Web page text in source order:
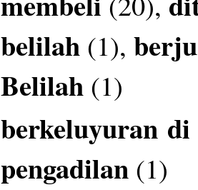
belilah (1),
Belilah (1)
berkeluyuran di
pengadilan (1)